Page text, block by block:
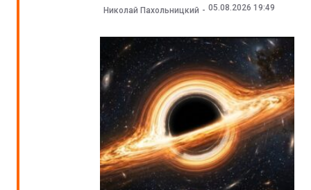
Николай Пахольницкий 05.08.2026 19:49